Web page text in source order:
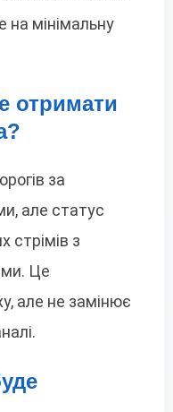
на мінімальну
отримати
за
але статус
стрімів з
Це
але не замінює